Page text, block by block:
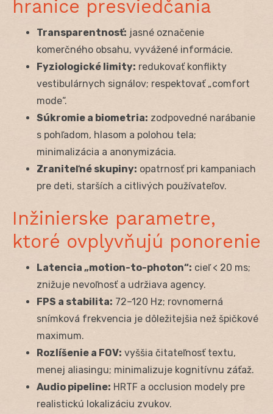
hranice presviedčania
Transparentnosť: jasné označenie
komerčného obsahu, vyvážené informácie.
Fyziologické limity: redukovať konflikty
vestibulárnych signálov; respektovať „comfort
mode“.
Súkromie a biometria: zodpovedné narábanie
s pohľadom, hlasom a polohou tela;
minimalizácia a anonymizácia.
Zraniteľné skupiny: opatrnosť pri kampaniach
pre deti, starších a citlivých používateľov.
Inžinierske parametre,
ktoré ovplyvňujú ponorenie
Latencia „motion-to-photon“: cieľ < 20 ms;
znižuje nevoľnosť a udržiava agency.
FPS a stabilita: 72–120 Hz; rovnomerná
snímková frekvencia je dôležitejšia než špičkové
maximum.
Rozlíšenie a FOV: vyššia čitateľnosť textu,
menej aliasingu; minimalizuje kognitívnu záťaž.
Audio pipeline: HRTF a occlusion modely pre
realistickú lokalizáciu zvukov.